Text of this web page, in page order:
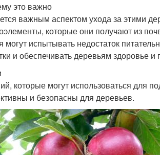
это важно
важным аспектом ухода за этими
которые они получают из
испытывать недостаток
и обеспечивать деревьям здоровье и
которые могут использоваться для
и безопасны для деревьев.